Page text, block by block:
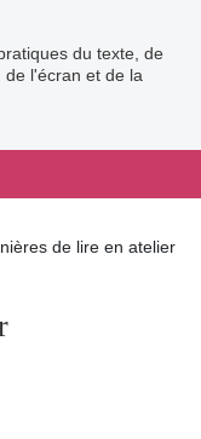
du texte, de
de l'écran et de la
de lire en atelier
LinkedIn